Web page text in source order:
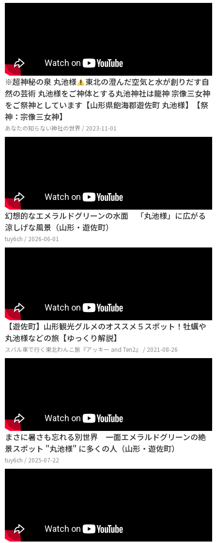
※超神秘の泉 丸池様
東北の澄んだ空気と水が創りだす自
然の芸術 丸池様をご神体とする丸池神社は龍神 宗像三女神
をご祭神としています【山形県飽海郡遊佐町 丸池様】【祭
神：宗像三女神】
あなたの知らない神社の世界 / 2023-11-01
幻想的なエメラルドグリーンの水面 「丸池様」に広がる
涼しげな風景（山形・遊佐町）
tuy6ch / 2026-06-01
【遊佐町】山形観光グルメのオススメ５スポット！牡蠣や
丸池様などの旅【ゆっくり解説】
スバル車で行く東北わんこ旅『アッキー and Ten2』 / 2021-08-26
まさに暑さも忘れる別世界 一面エメラルドグリーンの絶
景スポット "丸池様" に多くの人（山形・遊佐町）
tuy6ch / 2025-07-22